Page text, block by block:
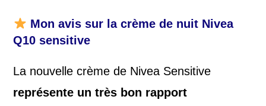
Mon avis sur la crème de nuit Nivea
Q10 sensitive
La nouvelle crème de Nivea Sensitive
représente un très bon rapport